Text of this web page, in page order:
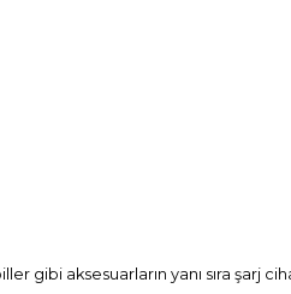
aksesuarların yanı sıra şarj